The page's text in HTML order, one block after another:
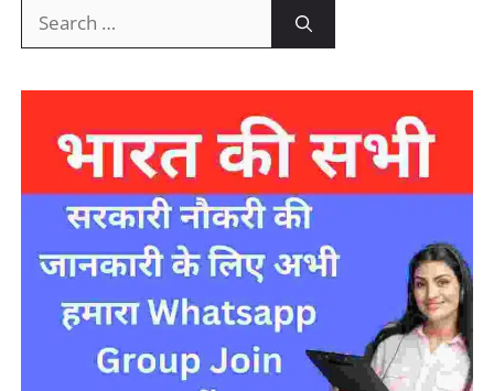
for: